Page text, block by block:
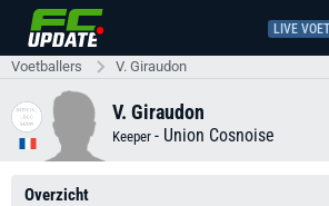
LIVE
Voetballers V. Giraudon
V. Giraudon
Keeper - Union Cosnoise
Overzicht